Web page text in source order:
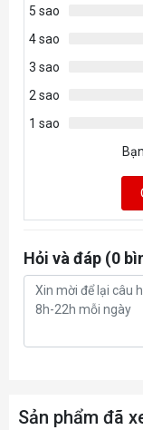
5 sao
4 sao
3 sao
2 sao
1 sao
Hỏi và đáp (0
Sản phẩm đã